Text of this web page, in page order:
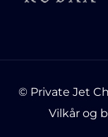
© Private Jet
Vilkår og